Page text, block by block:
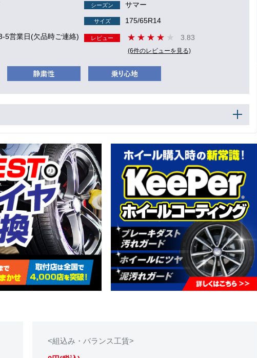
シーズン サマー
サイズ
175/65R14
5営業日(欠品時ご連絡)
レビュー 3.83
(6件のレビューを見る)
<組込み・バランス工賃>